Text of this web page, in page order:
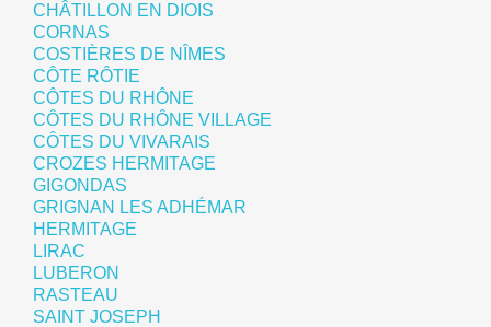
CHÂTILLON EN DIOIS
CORNAS
COSTIÈRES DE NÎMES
CÔTE RÔTIE
CÔTES DU RHÔNE
CÔTES DU RHÔNE VILLAGE
CÔTES DU VIVARAIS
CROZES HERMITAGE
GIGONDAS
GRIGNAN LES ADHÉMAR
HERMITAGE
LIRAC
LUBERON
RASTEAU
SAINT JOSEPH